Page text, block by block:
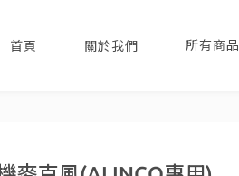
首頁 關於我們 所有商品